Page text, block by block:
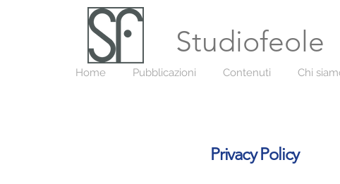
Studiofeole
Home Pubblicazioni Contenuti Chi
Privacy Policy